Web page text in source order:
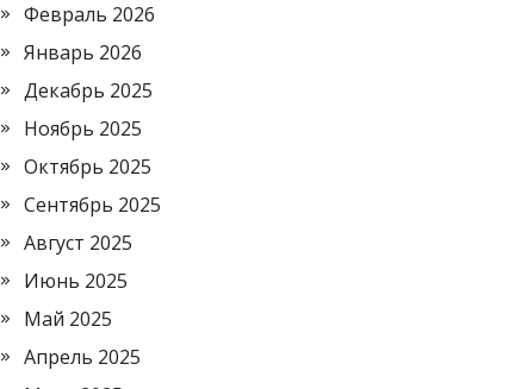
Февраль 2026
Январь 2026
Декабрь 2025
Ноябрь 2025
Октябрь 2025
Сентябрь 2025
Август 2025
Июнь 2025
Май 2025
Апрель 2025